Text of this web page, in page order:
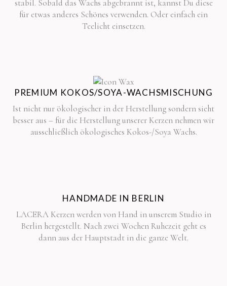
stabil. Sobald das Wachs abgebrannt ist, kannst Du diese
für etwas anderes Schönes verwenden. Oder einfach ein
Teelicht einsetzen.
PREMIUM KOKOS/SOYA-WACHSMISCHUNG
Ist nicht nur ökologischer in der Herstellung sondern sieht
besser aus – für die Herstellung unserer Kerzen nehmen wir
ausschließlich ökologisches Kokos-/Soya Wachs.
HANDMADE IN BERLIN
LACERA Kerzen werden von Hand in unserem Studio in
Berlin hergestellt. Nach zwei Wochen Ruhezeit geht es
dann aus der Hauptstadt in die ganze Welt.